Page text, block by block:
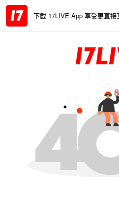
下載 17LIVE App 享受更直接